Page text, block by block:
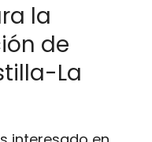
la
de
La